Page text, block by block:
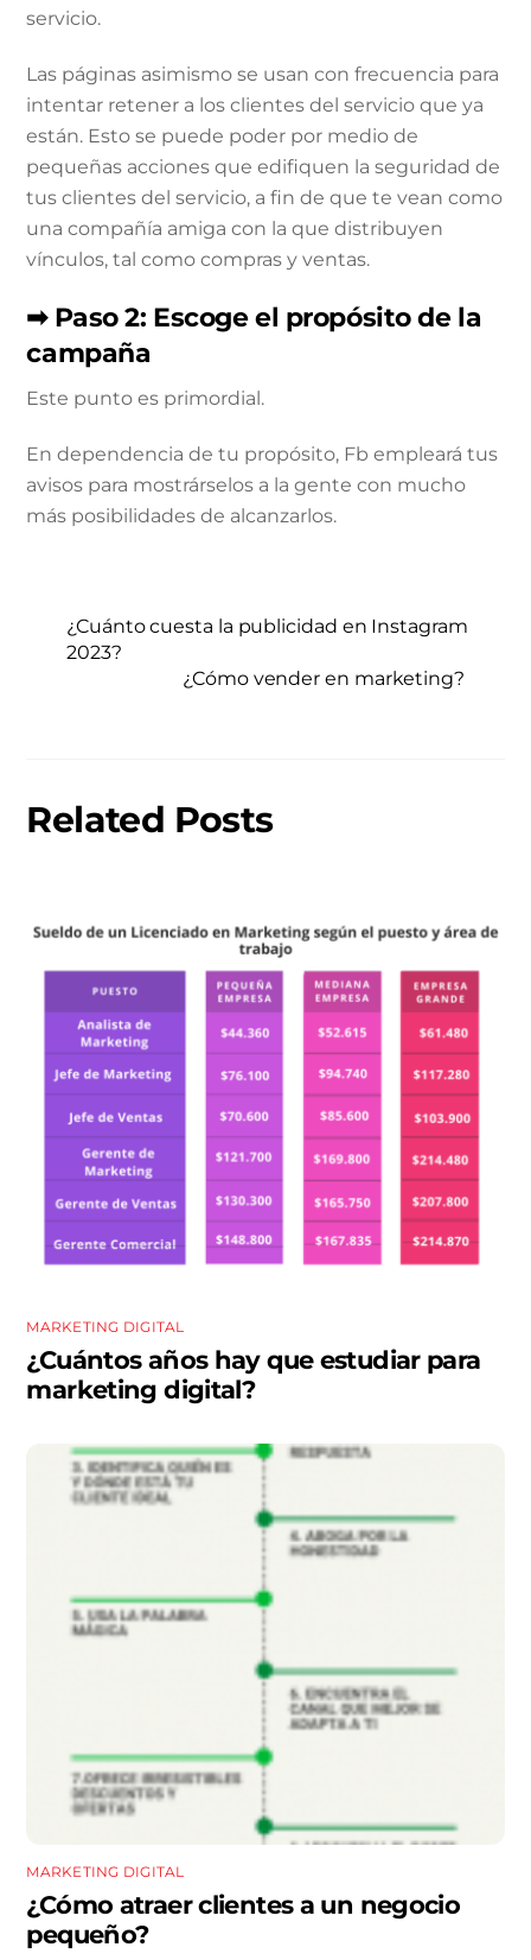
servicio.
Las páginas asimismo se usan con frecuencia para
intentar retener a los clientes del servicio que ya
están. Esto se puede poder por medio de
pequeñas acciones que edifiquen la seguridad de
tus clientes del servicio, a fin de que te vean como
una compañía amiga con la que distribuyen
vínculos, tal como compras y ventas.
➡ Paso 2: Escoge el propósito de la
campaña
Este punto es primordial.
En dependencia de tu propósito, Fb empleará tus
avisos para mostrárselos a la gente con mucho
más posibilidades de alcanzarlos.
¿Cuánto cuesta la publicidad en Instagram
2023?
¿Cómo vender en marketing?
Related Posts
MARKETING DIGITAL
¿Cuántos años hay que estudiar para
marketing digital?
MARKETING DIGITAL
¿Cómo atraer clientes a un negocio
pequeño?